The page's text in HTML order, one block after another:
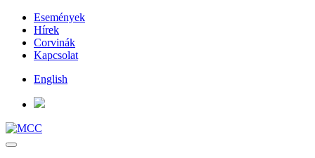
Események
Hírek
Corvinák
Kapcsolat
English